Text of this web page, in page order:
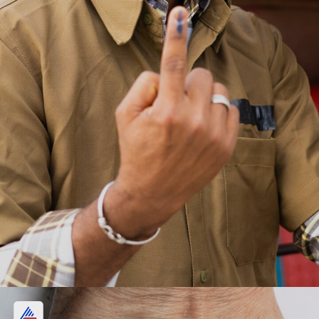
2013 में भैया राम बने विधायक